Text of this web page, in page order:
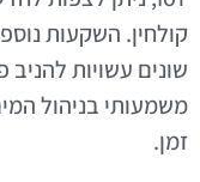
קולחין. השקעות
שונים עשויות
משמעותי בניהול
זמן.